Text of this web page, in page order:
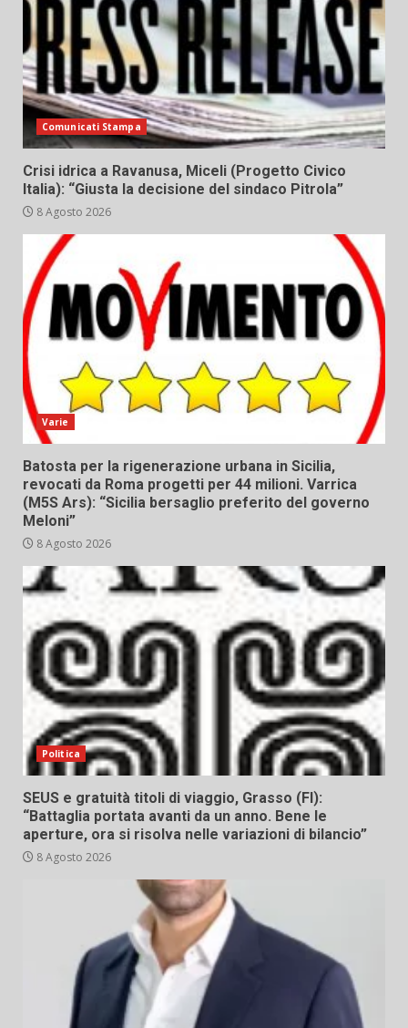
Comunicati Stampa
Crisi idrica a Ravanusa, Miceli (Progetto Civico
Italia): “Giusta la decisione del sindaco Pitrola”
8 Agosto 2026
Varie
Batosta per la rigenerazione urbana in Sicilia,
revocati da Roma progetti per 44 milioni. Varrica
(M5S Ars): “Sicilia bersaglio preferito del governo
Meloni”
8 Agosto 2026
Politica
SEUS e gratuità titoli di viaggio, Grasso (FI):
“Battaglia portata avanti da un anno. Bene le
aperture, ora si risolva nelle variazioni di bilancio”
8 Agosto 2026